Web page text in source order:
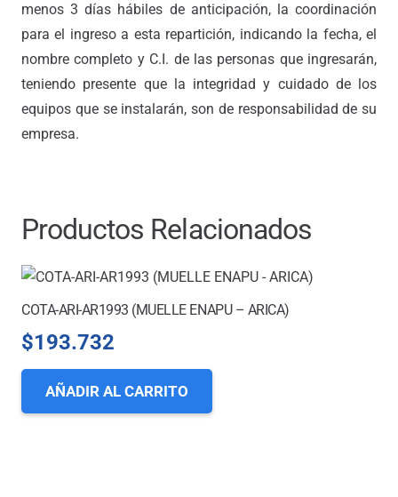
menos 3 días hábiles de anticipación, la coordinación
para el ingreso a esta repartición, indicando la fecha, el
nombre completo y C.I. de las personas que ingresarán,
teniendo presente que la integridad y cuidado de los
equipos que se instalarán, son de responsabilidad de su
empresa.
Productos Relacionados
COTA-ARI-AR1993 (MUELLE ENAPU – ARICA)
$193.732
AÑADIR AL CARRITO